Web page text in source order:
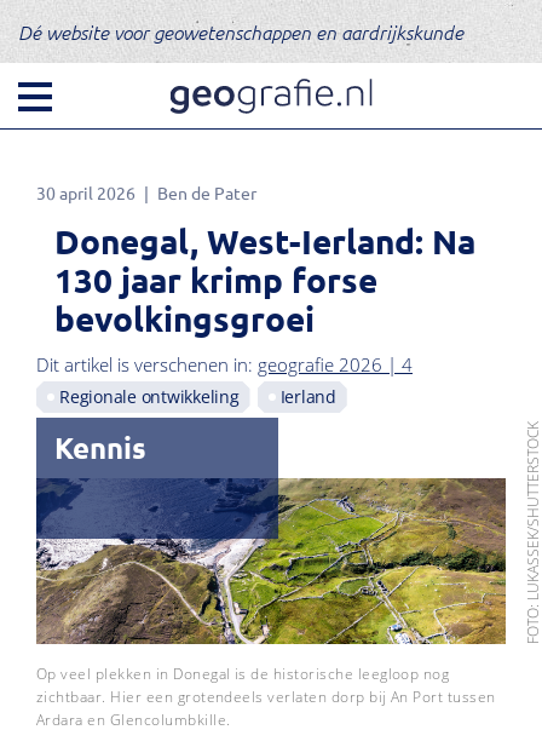
Dé website voor geowetenschappen en aardrijkskunde
30 april 2026 Ben de Pater
Donegal, West-Ierland: Na
130 jaar krimp forse
bevolkingsgroei
Dit artikel is verschenen in: geografie 2026 | 4
Regionale ontwikkeling Ierland
Kennis FOTO: LUKASSEK/SHUTTERSTOCK
Op veel plekken in Donegal is de historische leegloop nog
zichtbaar. Hier een grotendeels verlaten dorp bij An Port tussen
Ardara en Glencolumbkille.